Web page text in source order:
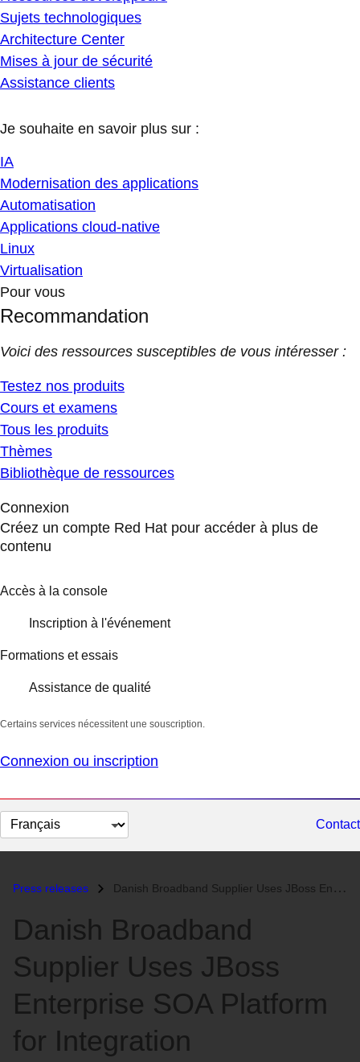
Sujets technologiques
Architecture Center
Mises à jour de sécurité
Assistance clients
Je souhaite en savoir plus sur :
IA
Modernisation des applications
Automatisation
Applications cloud-native
Linux
Virtualisation
Pour vous
Recommandation
Voici des ressources susceptibles de vous intéresser :
Testez nos produits
Cours et examens
Tous les produits
Thèmes
Bibliothèque de ressources
Connexion
Créez un compte Red Hat pour accéder à plus de
contenu
Accès à la console
Inscription à l'événement
Formations et essais
Assistance de qualité
Certains services nécessitent une souscription.
Connexion ou inscription
Changer
la
Contact
Press releases Danish Broadband Supplier Uses JBoss Enterprise SOA Platform for Integ...
Danish Broadband
Supplier Uses JBoss
Enterprise SOA Platform
for Integration